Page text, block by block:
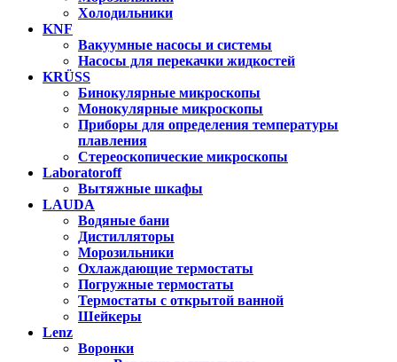
Холодильники
KNF
Вакуумные насосы и системы
Насосы для перекачки жидкостей
KRÜSS
Бинокулярные микроскопы
Монокулярные микроскопы
Приборы для определения температуры
плавления
Стереоскопические микроскопы
Laboratoroff
Вытяжные шкафы
LAUDA
Водяные бани
Дистилляторы
Морозильники
Охлаждающие термостаты
Погружные термостаты
Термостаты с открытой ванной
Шейкеры
Lenz
Воронки